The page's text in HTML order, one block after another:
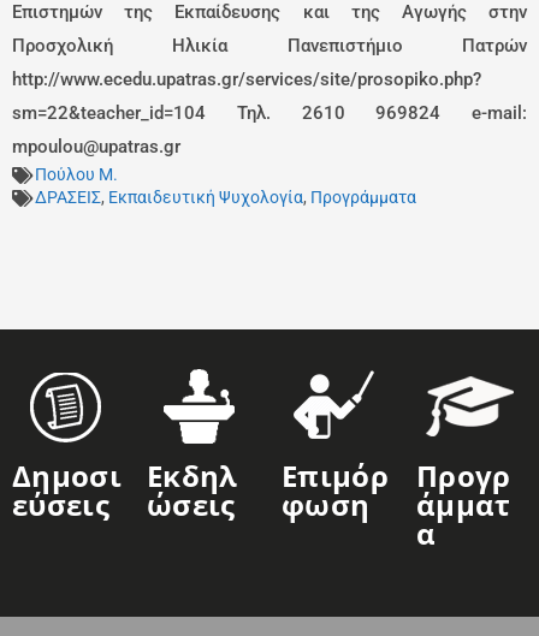
Επιστημών της Εκπαίδευσης και της Αγωγής στην
Προσχολική Ηλικία Πανεπιστήμιο Πατρών
http://www.ecedu.upatras.gr/services/site/prosopiko.php?
sm=22&teacher_id=104 Τηλ. 2610 969824 e-mail:
mpoulou@upatras.gr
Πούλου Μ.
ΔΡΑΣΕΙΣ, Εκπαιδευτική Ψυχολογία, Προγράμματα
Δημοσι
Εύσεις
Εκδηλ
Ώσεις
Επιμόρ
Φωση
Προγρ
Άμματ
Α